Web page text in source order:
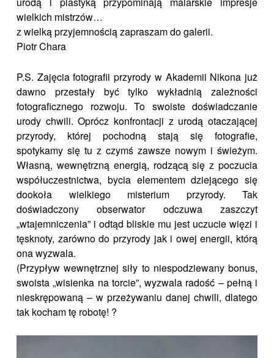
wielkich mistrzów…
z wielką przyjemnością zapraszam do galerii.
Piotr Chara
P.S. Zajęcia fotografii przyrody w Akademii Nikona już
dawno przestały być tylko wykładnią zależności
fotograficznego rozwoju. To swoiste doświadczanie
urody chwili. Oprócz konfrontacji z urodą otaczającej
przyrody, której pochodną stają się fotografie,
spotykamy się tu z czymś zawsze nowym i świeżym.
Własną, wewnętrzną energią, rodzącą się z poczucia
współuczestnictwa, bycia elementem dziejącego się
dookoła wielkiego misterium przyrody. Tak
doświadczony obserwator odczuwa zaszczyt
„wtajemniczenia” i odtąd bliskie mu jest uczucie więzi i
tęsknoty, zarówno do przyrody jak i owej energii, którą
ona wyzwala.
(Przypływ wewnętrznej siły to niespodziewany bonus,
swoista „wisienka na torcie”, wyzwala radość – pełną i
nieskrępowaną – w przeżywaniu danej chwili, dlatego
tak kocham tę robotę! ?